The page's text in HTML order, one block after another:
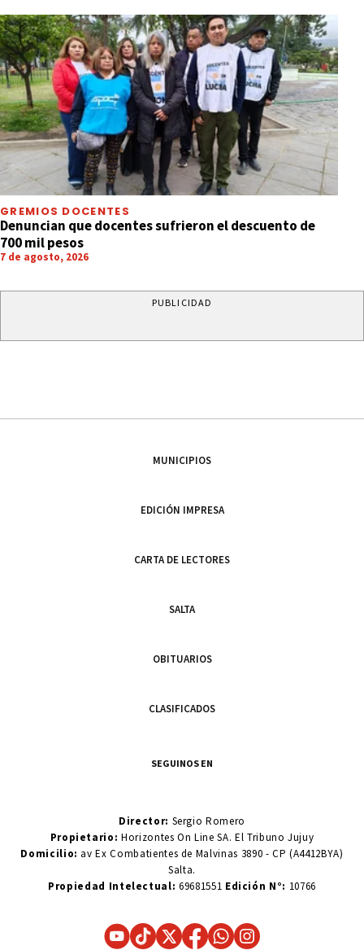
GREMIOS DOCENTES
Denuncian que docentes sufrieron el descuento de
700 mil pesos
7 de agosto, 2026
PUBLICIDAD
MUNICIPIOS
EDICIÓN IMPRESA
CARTA DE LECTORES
SALTA
OBITUARIOS
CLASIFICADOS
SEGUINOS EN
Director: Sergio Romero
Propietario:Horizontes On Line SA. El Tribuno Jujuy
Domicilio: av Ex Combatientes de Malvinas 3890 - CP (A4412BYA)
Salta.
Propiedad Intelectual: 69681551 Edición N°: 10766